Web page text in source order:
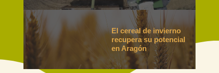
El cereal de invierno
recupera su potencial
en Aragón